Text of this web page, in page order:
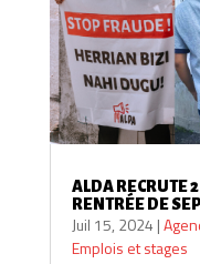
ALDA RECRUTE
RENTRÉE DE
Juil 15, 2024 |
Emplois et stages